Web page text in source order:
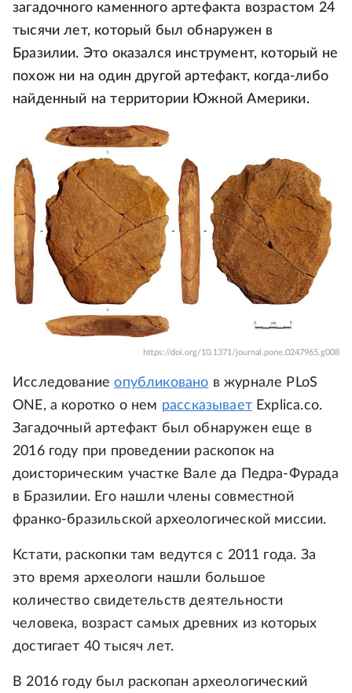
загадочного каменного артефакта возрастом 24
тысячи лет, который был обнаружен в
Бразилии. Это оказался инструмент, который не
похож ни на один другой артефакт, когда-либо
найденный на территории Южной Америки.
https://doi.org/10.1371/journal.pone.0247965.g008
Исследованиеопубликовано в журнале PLoS
ONE, а коротко о нем рассказываетExplica.co.
Загадочный артефакт был обнаружен еще в
2016 году при проведении раскопок на
доисторическим участке Вале да Педра-Фурада
в Бразилии. Его нашли члены совместной
франко-бразильской археологической миссии.
Кстати, раскопки там ведутся с 2011 года. За
это время археологи нашли большое
количество свидетельств деятельности
человека, возраст самых древних из которых
достигает 40 тысяч лет.
В 2016 году был раскопан археологический